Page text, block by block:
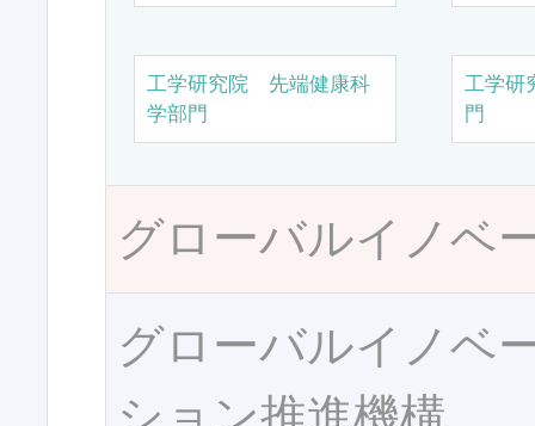
工学研究院 先端健康科
学部門
工学研
門
グローバルイノベ
グローバルイノベ